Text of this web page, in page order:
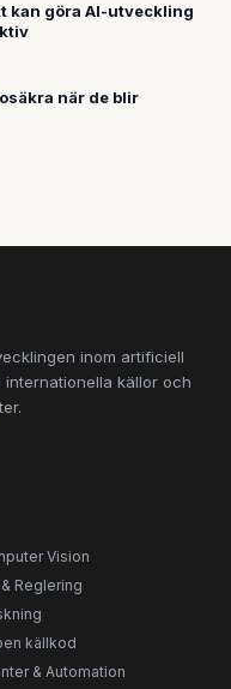
kan göra AI-utveckling
när de blir
inom artificiell
källor och
Vision
Reglering
källkod
& Automation